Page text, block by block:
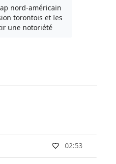
nord-américain
torontois et les
une notoriété
02:53